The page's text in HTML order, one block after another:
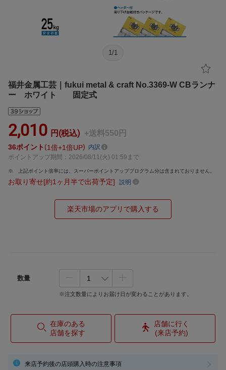
1 /1
福井金属工芸｜fukui metal & craft No.3369-W CBランナ
ー ホワイト 固定式
2,010 円(税込) +送料550円
36ポイント 1倍 1倍UP
内訳
ポイントアップ期間：2026/08/11(火) 01:59まで
上記ポイント倍率には、スーパーポイントアッププログラム分は含まれておりません。
お取り寄せ[約1ヶ月半で出荷予定] 説明
楽天市場のアプリで購入する
数量
※注文数量によりお届け日が変わることがあります。
在庫のある
店舗を探す
店舗に行く
(来店予約)
来店予約後の店頭購入時の注意事項